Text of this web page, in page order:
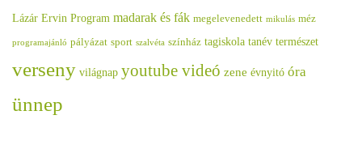
Lázár Ervin Program madarak és fák megelevenedett mikulás méz
programajánló pályázat sport szalvéta színház tagiskola tanév természet
verseny világnap youtube videó zene évnyitó óra
ünnep